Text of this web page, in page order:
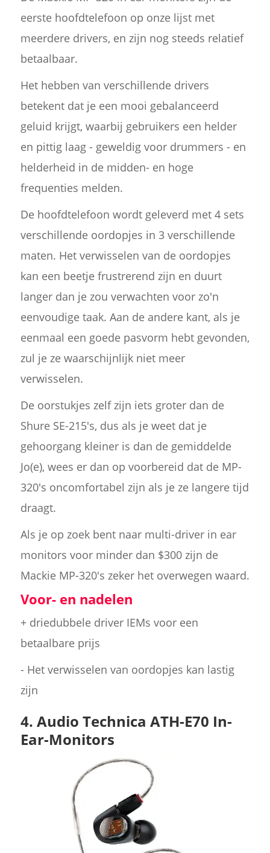
eerste hoofdtelefoon op onze lijst met
meerdere drivers, en zijn nog steeds relatief
betaalbaar.
Het hebben van verschillende drivers
betekent dat je een mooi gebalanceerd
geluid krijgt, waarbij gebruikers een helder
en pittig laag - geweldig voor drummers - en
helderheid in de midden- en hoge
frequenties melden.
De hoofdtelefoon wordt geleverd met 4 sets
verschillende oordopjes in 3 verschillende
maten. Het verwisselen van de oordopjes
kan een beetje frustrerend zijn en duurt
langer dan je zou verwachten voor zo'n
eenvoudige taak. Aan de andere kant, als je
eenmaal een goede pasvorm hebt gevonden,
zul je ze waarschijnlijk niet meer
verwisselen.
De oorstukjes zelf zijn iets groter dan de
Shure SE-215's, dus als je weet dat je
gehoorgang kleiner is dan de gemiddelde
Jo(e), wees er dan op voorbereid dat de MP-
320's oncomfortabel zijn als je ze langere tijd
draagt.
Als je op zoek bent naar multi-driver in ear
monitors voor minder dan $300 zijn de
Mackie MP-320's zeker het overwegen waard.
Voor- en nadelen
+ driedubbele driver IEMs voor een
betaalbare prijs
- Het verwisselen van oordopjes kan lastig
zijn
4. Audio Technica ATH-E70 In-
Ear-Monitors